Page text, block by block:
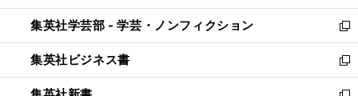
開
く
ウ
で
開
く
ン
ド
ウ
で
開
ウ
ィ
ン
ド
ウ
集英社学芸部 - 学芸・ノンフィクション
新
し
い
ウ
集英社ビジネス書
新
し